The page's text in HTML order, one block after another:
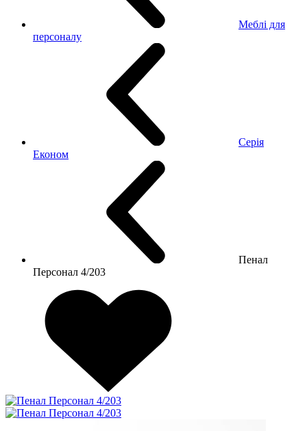
Меблі для
персоналу
Серія
Економ
Пенал
Персонал 4/203